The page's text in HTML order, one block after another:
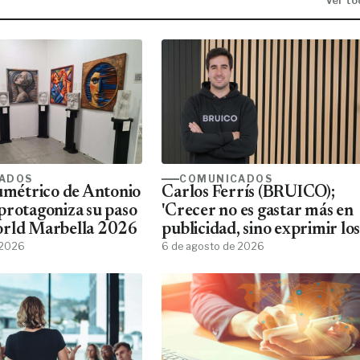
de Antonio
su paso
Marbella 2026
COMUNICADOS
Carlos Ferrís (BRUICO);
'Crecer no es gastar más en
publicidad, sino exprimir los
datos que ya tienes'
6 de agosto de 2026